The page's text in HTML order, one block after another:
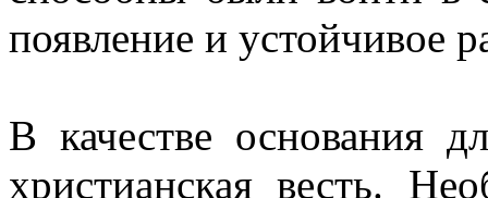
появление и устойчивое
В качестве основания
христианская весть.